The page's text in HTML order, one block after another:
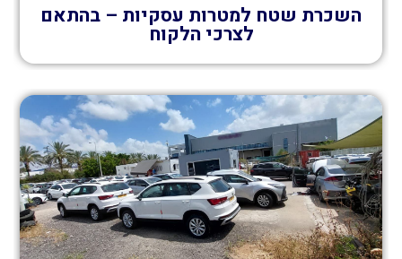
השכרת שטח למטרות עסקיות – בהתאם
לצרכי הלקוח